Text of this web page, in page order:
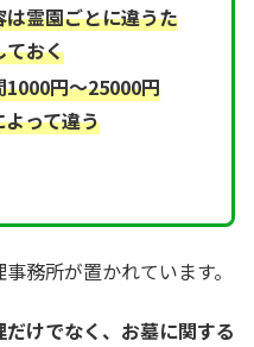
霊園ごとに違うた
ておく
円～25000円
って違う
務所が置かれています。
けでなく、お墓に関する